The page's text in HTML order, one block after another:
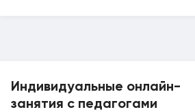
Индивидуальные онлайн-
занятия с педагогами